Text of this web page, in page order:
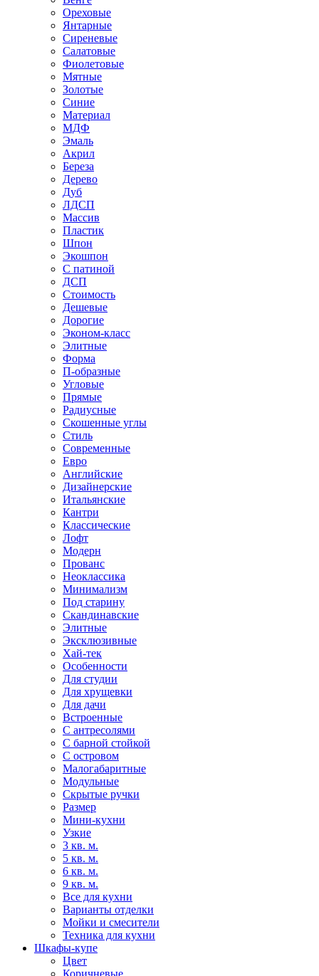
Ореховые
Янтарные
Сиреневые
Салатовые
Фиолетовые
Мятные
Золотые
Синие
Материал
МДФ
Эмаль
Акрил
Береза
Дерево
Дуб
ЛДСП
Массив
Пластик
Шпон
Экошпон
С патиной
ДСП
Стоимость
Дешевые
Дорогие
Эконом-класс
Элитные
Форма
П-образные
Угловые
Прямые
Радиусные
Скошенные углы
Стиль
Современные
Евро
Английские
Дизайнерские
Итальянские
Кантри
Классические
Лофт
Модерн
Прованс
Неоклассика
Минимализм
Под старину
Скандинавские
Элитные
Эксклюзивные
Хай-тек
Особенности
Для студии
Для хрущевки
Для дачи
Встроенные
С антресолями
С барной стойкой
С островом
Малогабаритные
Модульные
Скрытые ручки
Размер
Мини-кухни
Узкие
3 кв. м.
5 кв. м.
6 кв. м.
9 кв. м.
Все для кухни
Варианты отделки
Мойки и смесители
Техника для кухни
Шкафы-купе
Цвет
Коричневые